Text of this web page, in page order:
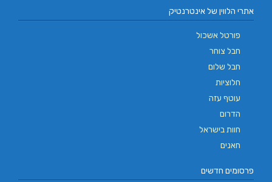
אתרי הלווין של אינטרנטיק
פורטל אשכול
חבל צוחר
חבל שלום
חלוציות
עוטף עזה
הדרום
חוות בישראל
חאנים
פרסומים חדשים